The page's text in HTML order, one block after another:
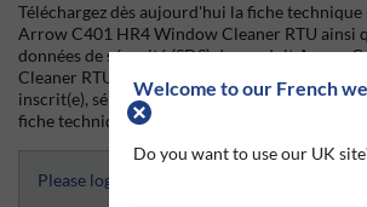
Welcome to our French
Do you want to use our UK
Téléchargez dès aujourd'hui la fiche
Arrow C401 HR4 Window Cleaner RTU ainsi
données de sécurité (SDS) du produit Arrow
Cleaner RTU sur Silmid. Une fois que vous
inscrit(e), sélectionnez la taille du produit qui
fiche technique sera disponible en
Please login and select to access Datasheets